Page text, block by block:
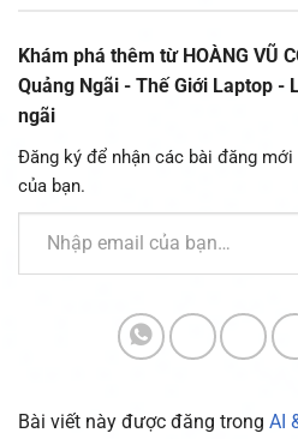
Khám phá thêm từ HOÀNG VŨ
Quảng Ngãi - Thế Giới Laptop -
ngãi
Đăng ký để nhận các bài đăng
của bạn.
Nhập email của bạn…
Bài viết này được đăng trong AI